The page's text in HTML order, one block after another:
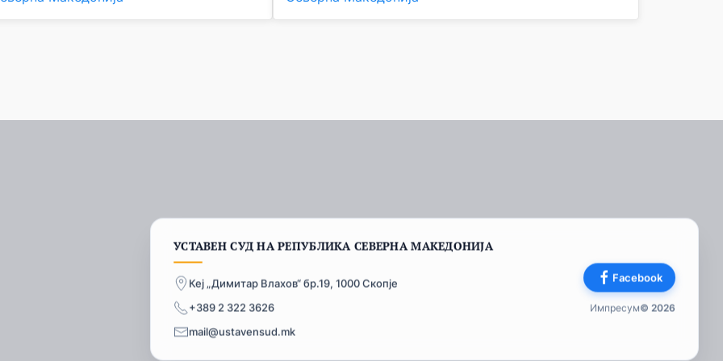
УСТАВЕН СУД НА РЕПУБЛИКА СЕВЕРНА МАКЕДОНИЈА
Кеј „Димитар Влахов“ бр.19, 1000 Скопје
+389 2 322 3626
mail@ustavensud.mk
Facebook
Импресум© 2026